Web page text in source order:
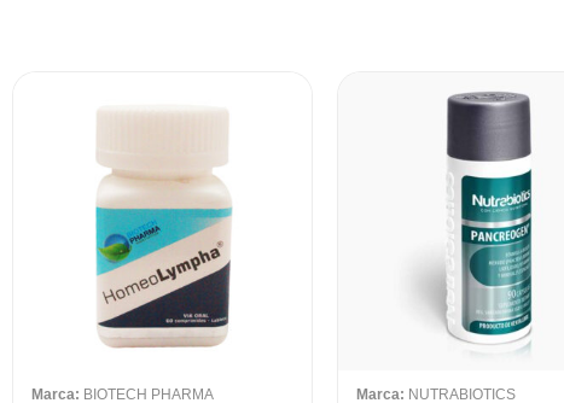
Marca: BIOTECH PHARMA Marca: NUTRABIOTICS